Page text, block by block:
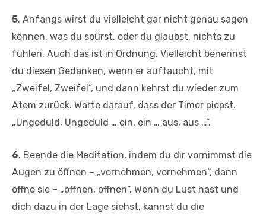
5. Anfangs wirst du vielleicht gar nicht genau sagen
können, was du spürst, oder du glaubst, nichts zu
fühlen. Auch das ist in Ordnung. Vielleicht benennst
du diesen Gedanken, wenn er auftaucht, mit
„Zweifel, Zweifel“, und dann kehrst du wieder zum
Atem zurück. Warte darauf, dass der Timer piepst.
„Ungeduld, Ungeduld … ein, ein … aus, aus …“.
6. Beende die Meditation, indem du dir vornimmst die
Augen zu öffnen – „vornehmen, vornehmen“, dann
öffne sie – „öffnen, öffnen“. Wenn du Lust hast und
dich dazu in der Lage siehst, kannst du die